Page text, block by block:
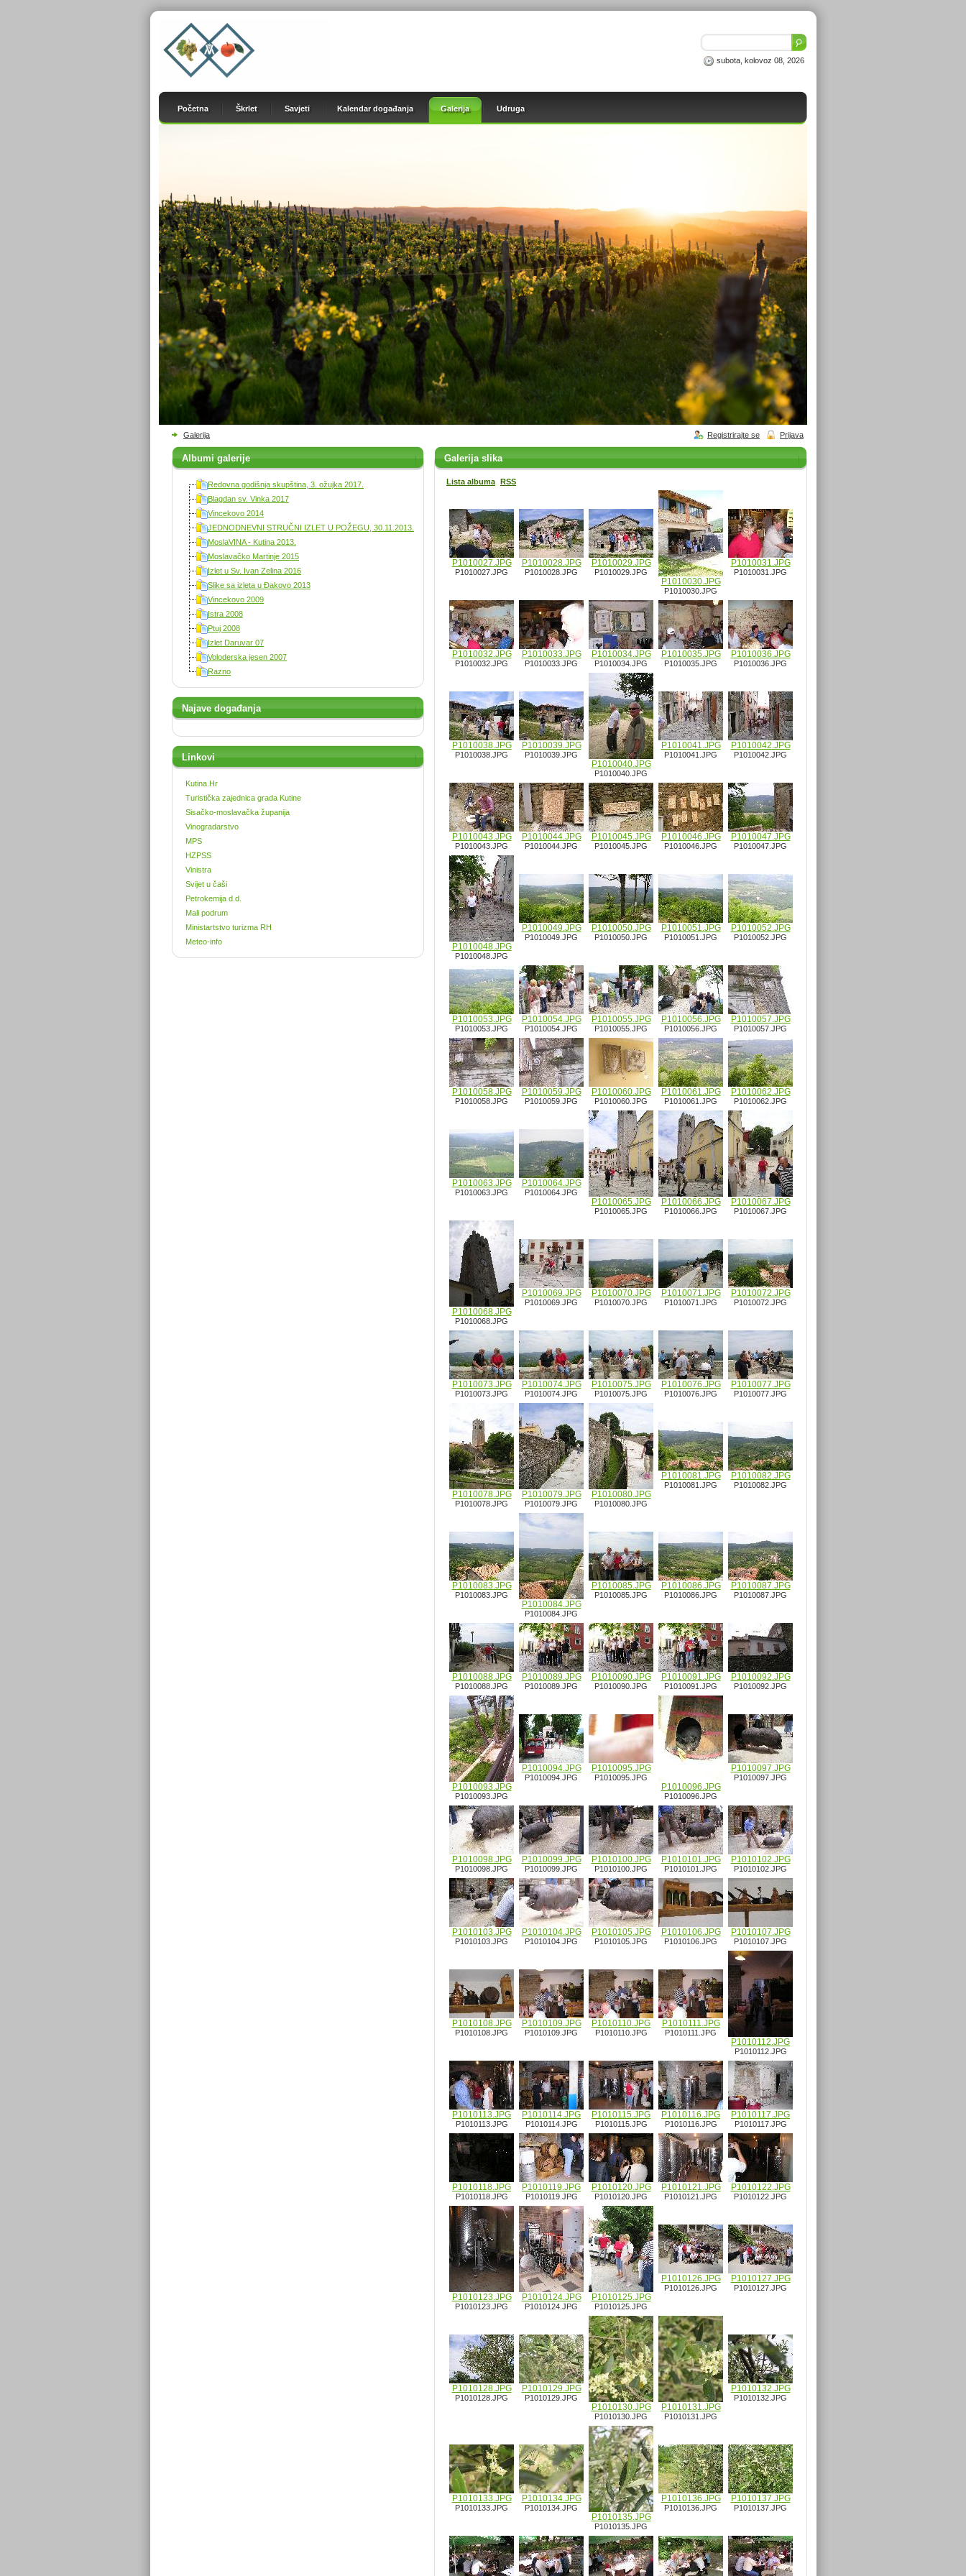
subota, kolovoz 08, 2026
Početna Škrlet Savjeti Kalendar događanja Galerija Udruga
Galerija Prijava
Registrirajte se
Albumi galerije
Redovna godišnja skupština, 3. ožujka 2017.
Blagdan sv. Vinka 2017
Vincekovo 2014
JEDNODNEVNI STRUČNI IZLET U POŽEGU, 30.11.2013.
MoslaVINA - Kutina 2013.
Moslavačko Martinje 2015
Izlet u Sv. Ivan Zelina 2016
Slike sa izleta u Đakovo 2013
Vincekovo 2009
Istra 2008
Ptuj 2008
Izlet Daruvar 07
Voloderska jesen 2007
Razno
Najave događanja
Linkovi
Kutina.Hr
Turistička zajednica grada Kutine
Sisačko-moslavačka županija
Vinogradarstvo
MPS
HZPSS
Vinistra
Svijet u čaši
Petrokemija d.d.
Mali podrum
Ministartstvo turizma RH
Meteo-info
Galerija slika
Lista albuma RSS
P1010027.JPG
P1010027.JPG
P1010028.JPG
P1010028.JPG
P1010029.JPG
P1010029.JPG
P1010030.JPG
P1010030.JPG
P1010031.JPG
P1010031.JPG
P1010032.JPG
P1010032.JPG
P1010033.JPG
P1010033.JPG
P1010034.JPG
P1010034.JPG
P1010035.JPG
P1010035.JPG
P1010036.JPG
P1010036.JPG
P1010038.JPG
P1010038.JPG
P1010039.JPG
P1010039.JPG
P1010040.JPG
P1010040.JPG
P1010041.JPG
P1010041.JPG
P1010042.JPG
P1010042.JPG
P1010043.JPG
P1010043.JPG
P1010044.JPG
P1010044.JPG
P1010045.JPG
P1010045.JPG
P1010046.JPG
P1010046.JPG
P1010047.JPG
P1010047.JPG
P1010048.JPG
P1010048.JPG
P1010049.JPG
P1010049.JPG
P1010050.JPG
P1010050.JPG
P1010051.JPG
P1010051.JPG
P1010052.JPG
P1010052.JPG
P1010053.JPG
P1010053.JPG
P1010054.JPG
P1010054.JPG
P1010055.JPG
P1010055.JPG
P1010056.JPG
P1010056.JPG
P1010057.JPG
P1010057.JPG
P1010058.JPG
P1010058.JPG
P1010059.JPG
P1010059.JPG
P1010060.JPG
P1010060.JPG
P1010061.JPG
P1010061.JPG
P1010062.JPG
P1010062.JPG
P1010063.JPG
P1010063.JPG
P1010064.JPG
P1010064.JPG
P1010065.JPG
P1010065.JPG
P1010066.JPG
P1010066.JPG
P1010067.JPG
P1010067.JPG
P1010068.JPG
P1010068.JPG
P1010069.JPG
P1010069.JPG
P1010070.JPG
P1010070.JPG
P1010071.JPG
P1010071.JPG
P1010072.JPG
P1010072.JPG
P1010073.JPG
P1010073.JPG
P1010074.JPG
P1010074.JPG
P1010075.JPG
P1010075.JPG
P1010076.JPG
P1010076.JPG
P1010077.JPG
P1010077.JPG
P1010078.JPG
P1010078.JPG
P1010079.JPG
P1010079.JPG
P1010080.JPG
P1010080.JPG
P1010081.JPG
P1010081.JPG
P1010082.JPG
P1010082.JPG
P1010083.JPG
P1010083.JPG
P1010084.JPG
P1010084.JPG
P1010085.JPG
P1010085.JPG
P1010086.JPG
P1010086.JPG
P1010087.JPG
P1010087.JPG
P1010088.JPG
P1010088.JPG
P1010089.JPG
P1010089.JPG
P1010090.JPG
P1010090.JPG
P1010091.JPG
P1010091.JPG
P1010092.JPG
P1010092.JPG
P1010093.JPG
P1010093.JPG
P1010094.JPG
P1010094.JPG
P1010095.JPG
P1010095.JPG
P1010096.JPG
P1010096.JPG
P1010097.JPG
P1010097.JPG
P1010098.JPG
P1010098.JPG
P1010099.JPG
P1010099.JPG
P1010100.JPG
P1010100.JPG
P1010101.JPG
P1010101.JPG
P1010102.JPG
P1010102.JPG
P1010103.JPG
P1010103.JPG
P1010104.JPG
P1010104.JPG
P1010105.JPG
P1010105.JPG
P1010106.JPG
P1010106.JPG
P1010107.JPG
P1010107.JPG
P1010108.JPG
P1010108.JPG
P1010109.JPG
P1010109.JPG
P1010110.JPG
P1010110.JPG
P1010111.JPG
P1010111.JPG
P1010112.JPG
P1010112.JPG
P1010113.JPG
P1010113.JPG
P1010114.JPG
P1010114.JPG
P1010115.JPG
P1010115.JPG
P1010116.JPG
P1010116.JPG
P1010117.JPG
P1010117.JPG
P1010118.JPG
P1010118.JPG
P1010119.JPG
P1010119.JPG
P1010120.JPG
P1010120.JPG
P1010121.JPG
P1010121.JPG
P1010122.JPG
P1010122.JPG
P1010123.JPG
P1010123.JPG
P1010124.JPG
P1010124.JPG
P1010125.JPG
P1010125.JPG
P1010126.JPG
P1010126.JPG
P1010127.JPG
P1010127.JPG
P1010128.JPG
P1010128.JPG
P1010129.JPG
P1010129.JPG
P1010130.JPG
P1010130.JPG
P1010131.JPG
P1010131.JPG
P1010132.JPG
P1010132.JPG
P1010133.JPG
P1010133.JPG
P1010134.JPG
P1010134.JPG
P1010135.JPG
P1010135.JPG
P1010136.JPG
P1010136.JPG
P1010137.JPG
P1010137.JPG